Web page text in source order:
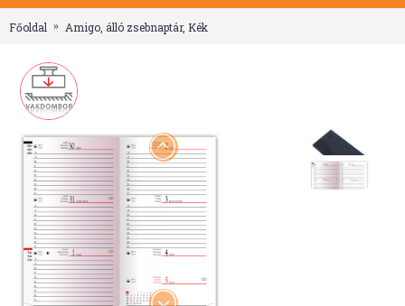
Főoldal Amigo, álló zsebnaptár, Kék